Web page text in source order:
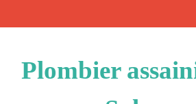
Plombier